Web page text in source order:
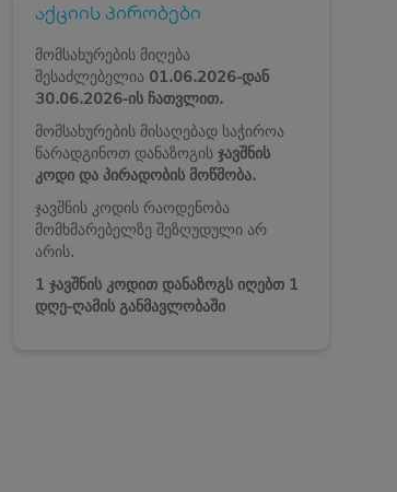
აქციის პირობები
მომსახურების მიღება
შესაძლებელია01.06.2026-დან
30.06.2026-ის ჩათვლით.
მომსახურების მისაღებად საჭიროა
წარადგინოთ დანაზოგის ჯავშნის
კოდი და პირადობის მოწმობა.
ჯავშნის კოდის რაოდენობა
მომხმარებელზე შეზღუდული არ
არის.
1 ჯავშნის კოდით დანაზოგს იღებთ 1
დღე-ღამის განმავლობაში